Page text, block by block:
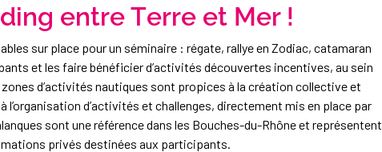
entre Terre et Mer !
sur place pour un séminaire : régate, rallye en Zodiac, catamaran
et les faire bénéficier d’activités découvertes incentives, au sein
d’activités nautiques sont propices à la création collective et
l’organisation d’activités et challenges, directement mis en place par
sont une référence dans les Bouches-du-Rhône et représentent
privés destinées aux participants.